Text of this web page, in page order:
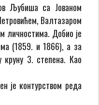
Љубиша са Јованом
Валтазaром
личностима. Добио је
(1859. и 1866), а за
3. степена. Као
је контурством реда